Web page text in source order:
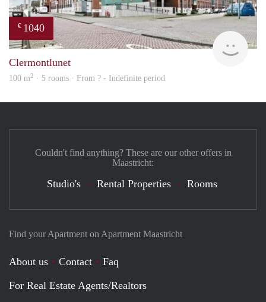
€ 1040
Clermontlunet
100 m2 · 5 rooms · From ? - Indefinite period
Find your Apartment on Apartment Maastricht
About us Contact
Faq
For Real Estate Agents/Realtors
Couldn't find anything? These are our other offers in
Maastricht:
Studio's Rental Properties Rooms